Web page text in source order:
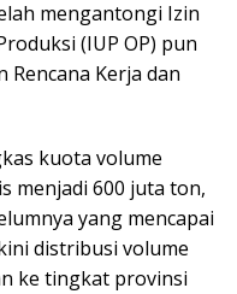
mengantongi Izin
(IUP OP) pun
Kerja dan
kuota volume
menjadi 600 juta ton,
yang mencapai
distribusi volume
ke tingkat provinsi